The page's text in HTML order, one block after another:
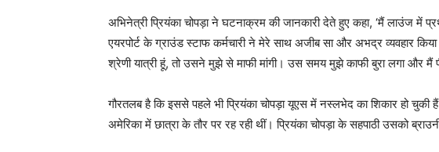
अभिनेत्री प्रियंका चोपड़ा ने घटनाक्रम की जानकारी देते हुए कहा, ‘मैं लाउंज में
एयरपोर्ट के ग्राउंड स्‍टाफ कर्मचारी ने मेरे साथ अजीब सा और अभद्र व्‍यवहार
श्रेणी यात्री हूं, तो उसने मुझे से माफी मांगी। उस समय मुझे काफी बुरा लगा और मैं
गौरतलब है कि इससे पहले भी प्रियंका चोपड़ा यूएस में नस्‍लभेद का शिकार हो चुकी
अमेरिका में छात्रा के तौर पर रह रही थीं। प्रियंका चोपड़ा के सहपाठी उसको